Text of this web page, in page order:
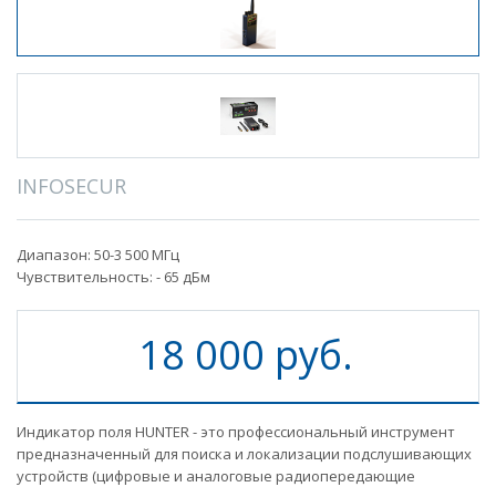
INFOSECUR
Диапазон: 50-3 500 МГц
Чувствительность: - 65 дБм
18 000 руб.
Индикатор поля HUNTER - это профессиональный инструмент
предназначенный для поиска и локализации подслушивающих
устройств (цифровые и аналоговые радиопередающие